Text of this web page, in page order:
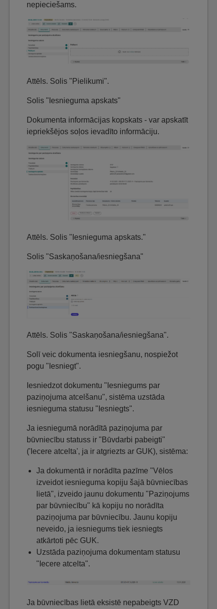
nepieciešams.
Attēls. Solis "Pielikumi".
Solis "Iesnieguma apskats"
Dokumenta informācijas kopskats - var apskatīt
iepriekšējos soļos ievadīto informāciju.
Attēls. Solis "Iesnieguma apskats."
Solis "Saskaņošana/iesniegšana"
Attēls. Solis "Saskaņošana/iesniegšana".
Solī veic dokumenta iesniegšanu, nospiežot
pogu "Iesniegt".
Iesniedzot dokumentu "Iesniegums par
paziņojuma atcelšanu", sistēma uzstāda
iesnieguma statusu "Iesniegts".
Ja iesniegumā norādītā paziņojuma par
būvniecību statuss ir "Būvdarbi pabeigti"
('Iecere atcelta', ja ir atgriezts ar GUK), sistēma:
Ja dokumentā ir norādīta pazīme "Vēlos
izveidot iesnieguma kopiju šajā būvniecības
lietā", izveido jaunu dokumentu "Paziņojums
par būvniecību" kā kopiju no norādīta
paziņojuma par būvniecību. Jaunu kopiju
neveido, ja iesniegums tiek iesniegts
atkārtoti pēc GUK.
Uzstāda paziņojuma dokumentam statusu
"Iecere atcelta".
Ja būvniecības lietā eksistē nepabeigts VZD